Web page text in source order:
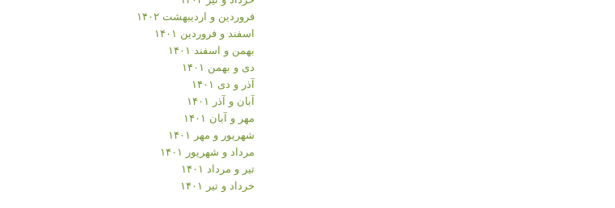
فروردین و اردیبهشت ۱۴۰۲
اسفند و فروردین ۱۴۰۱
بهمن و اسفند ۱۴۰۱
دی و بهمن ۱۴۰۱
آذر و دی ۱۴۰۱
آبان و آذر ۱۴۰۱
مهر و آبان ۱۴۰۱
شهریور و مهر ۱۴۰۱
مرداد و شهریور ۱۴۰۱
تیر و مرداد ۱۴۰۱
خرداد و تیر ۱۴۰۱